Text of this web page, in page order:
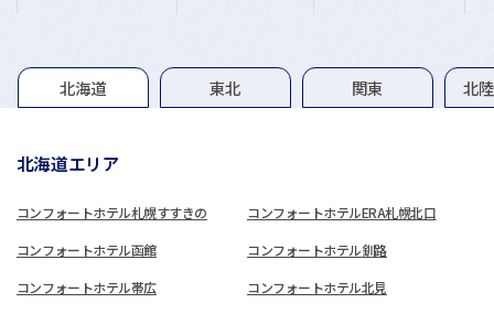
グループホテル一覧
北海道 東北 関東 北
北海道エリア
コンフォートホテル札幌すすきの コンフォートホテルERA札幌北口
コンフォートホテル函館 コンフォートホテル釧路
コンフォートホテル帯広 コンフォートホテル北見